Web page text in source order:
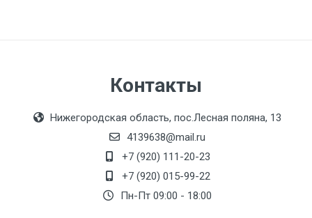
Контакты
Нижегородская область, пос.Лесная поляна, 13
4139638@mail.ru
+7 (920) 111-20-23
+7 (920) 015-99-22
Пн-Пт 09:00 - 18:00